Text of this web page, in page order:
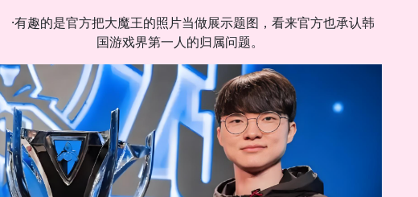
·有趣的是官方把大魔王的照片当做展示题图，看来官方也承认韩
国游戏界第一人的归属问题。